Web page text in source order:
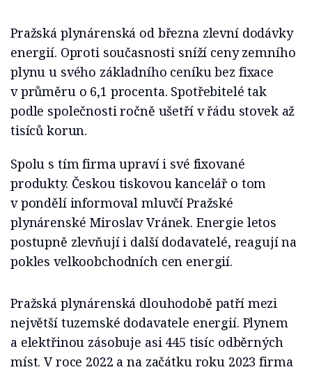
Pražská plynárenská od března zlevní dodávky
energií. Oproti současnosti sníží ceny zemního
plynu u svého základního ceníku bez fixace
v průměru o 6,1 procenta. Spotřebitelé tak
podle společnosti ročně ušetří v řádu stovek až
tisíců korun.
Spolu s tím firma upraví i své fixované
produkty. Českou tiskovou kancelář o tom
v pondělí informoval mluvčí Pražské
plynárenské Miroslav Vránek. Energie letos
postupně zlevňují i další dodavatelé, reagují na
pokles velkoobchodních cen energií.
Pražská plynárenská dlouhodobě patří mezi
největší tuzemské dodavatele energií. Plynem
a elektřinou zásobuje asi 445 tisíc odběrných
míst. V roce 2022 a na začátku roku 2023 firma